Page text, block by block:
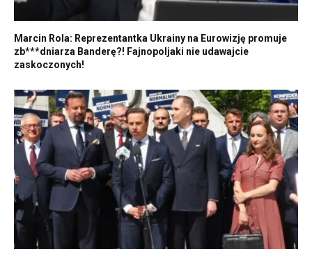
Marcin Rola: Reprezentantka Ukrainy na Eurowizję promuje
zb***dniarza Banderę?! Fajnopoljaki nie udawajcie
zaskoczonych!